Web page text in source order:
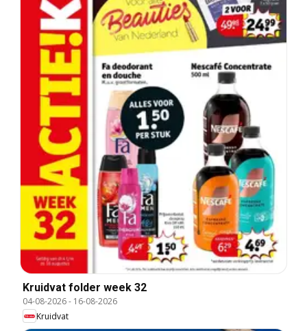
Kruidvat folder week 32
04-08-2026- 16-08-2026
Kruidvat